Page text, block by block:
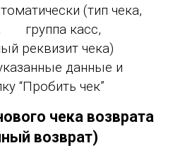
(тип чека,
группа касс,
реквизит чека)
данные и
“Пробить чек”
чека возврата
возврат)